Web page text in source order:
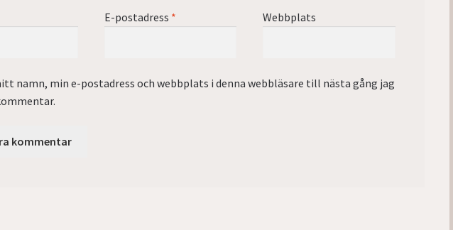
E-postadress * Webbplats
namn, min e-postadress och webbplats i denna webbläsare till nästa gång jag